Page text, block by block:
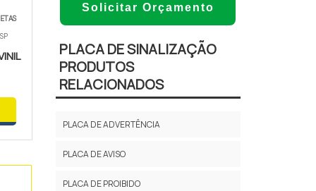
Solicitar Orçamento
PLACA DE SINALIZAÇÃO
PRODUTOS
RELACIONADOS
PLACA DE ADVERTÊNCIA
PLACA DE AVISO
PLACA DE PROIBIDO